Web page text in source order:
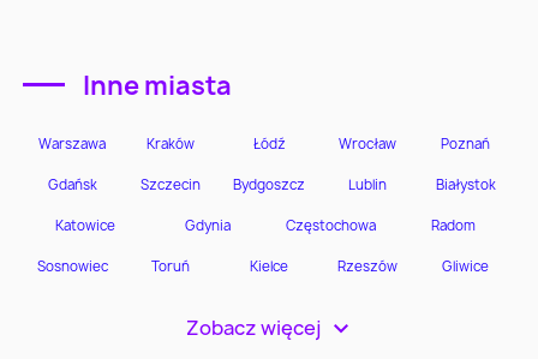
Inne miasta
Zobacz więcej >